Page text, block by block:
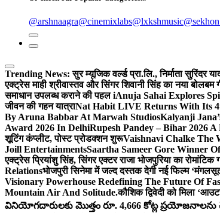
@arshnaagra@cinemixlabs@lxkshmusic
Trending News: सुर म्यूजिक वर्ल्ड प्रा.लि., निर्माता
एक्ट्रेस माही श्रीवास्तव और सिंगर शिवानी सिंह का नया बोलबम
समाधान उपलब्ध कराने की पहल iAnuja Sahai Explores
जीवन की गहन यात्राNat Habit LIVE Returns With Its
By Aruna Babbar At Marwah StudiosKalyanji
Award 2026 In DelhiRupesh Pandey – Bihar 2026
शूटिंग कंप्लीट, पोस्ट प्रोडक्शन शुरूVaishnavi Chalke The
Joill EntertainmentsSaartha Sameer Gore Winner
एक्ट्रेस प्रियांशु सिंह, सिंगर एक्टर राजा भोजपुरिया का
Relationsभोजपुरी सिनेमा में जल्द दस्तक देगी नई फिल्म
Visionary Powerhouse Redefining The Future Of
Mountain Air And Solitude.कौशिक द्विवेदी को मिला
వినియోగదారులకు మొత్తం రూ. 4,666 కోట్ల ప్రయోజనాలను